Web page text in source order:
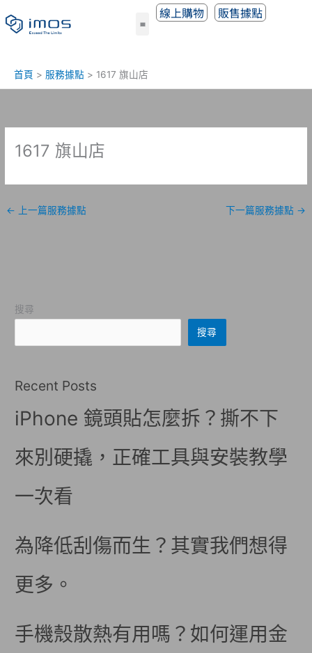
至
線上購物 販售據點
首頁 服務據點 1617 旗山店
1617 旗山店
← 上一篇服務據點 下一篇服務據點 →
搜尋
搜尋
Recent Posts
iPhone 鏡頭貼怎麼拆？撕不下
來別硬撬，正確工具與安裝教學
一次看
為降低刮傷而生？其實我們想得
更多。
手機殼散熱有用嗎？如何運用金